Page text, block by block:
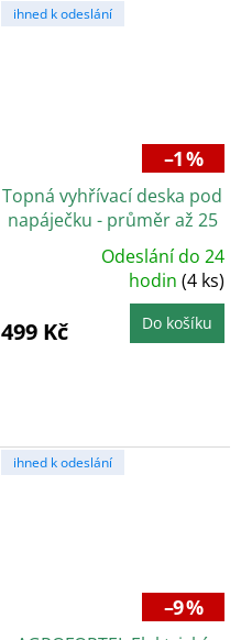
ihned k odeslání
–1 %
Topná vyhřívací deska pod
napáječku - průměr až 25
cm
5,0
z
5
Odeslání do 24
hodin(4 ks)
499 Kč Do košíku
ihned k odeslání
–9 %